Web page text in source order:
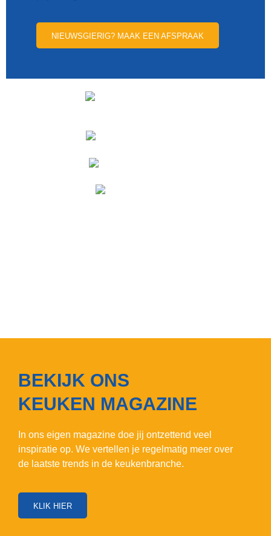
NIEUWSGIERIG? MAAK EEN AFSPRAAK
BEKIJK ONS
KEUKEN MAGAZINE
In ons eigen magazine doe jij ontzettend veel
inspiratie op. We vertellen je regelmatig meer over
de laatste trends in de keukenbranche.
KLIK HIER